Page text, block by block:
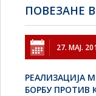
ПОВЕЗАНЕ
27. МАЈ.
РЕАЛИЗАЦИЈА
БОРБУ ПРОТИВ